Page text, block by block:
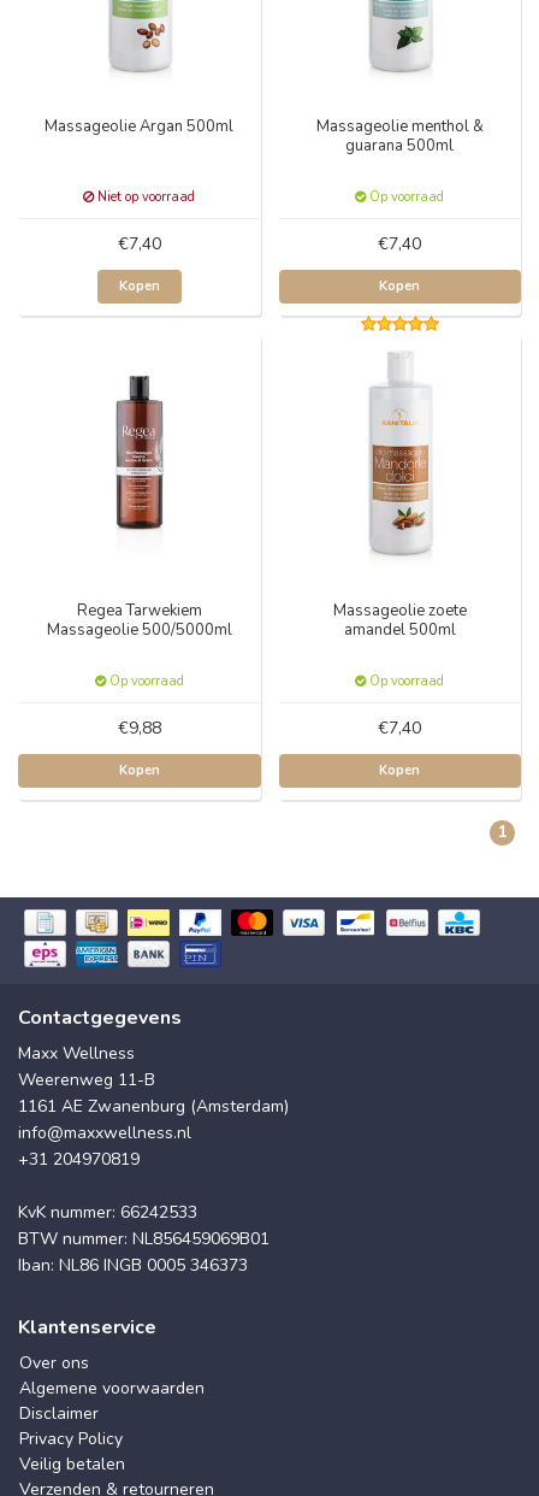
Massageolie Argan 500ml
Niet op voorraad
€7,40
Kopen
Massageolie menthol &
guarana 500ml
Op voorraad
€7,40
Kopen
Regea Tarwekiem
Massageolie 500/5000ml
Op voorraad
€9,88
Kopen
Massageolie zoete
amandel 500ml
Op voorraad
€7,40
Kopen
1
Contactgegevens
Maxx Wellness
Weerenweg 11-B
1161 AE Zwanenburg (Amsterdam)
info@maxxwellness.nl
+31 204970819
KvK nummer: 66242533
BTW nummer: NL856459069B01
Iban: NL86 INGB 0005 346373
Klantenservice
Over ons
Algemene voorwaarden
Disclaimer
Privacy Policy
Veilig betalen
Verzenden & retourneren